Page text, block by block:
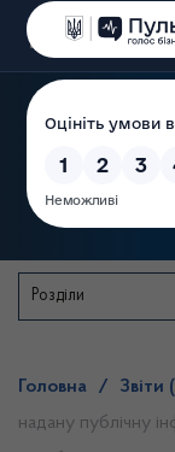
Розділи
Головна / Звіти
надану публічну